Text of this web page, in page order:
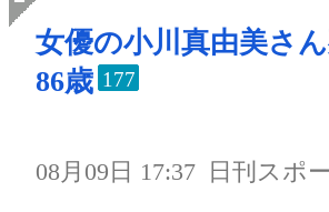
女優の小川真由美さ
86歳 177
08月09日 17:37 日刊スポ